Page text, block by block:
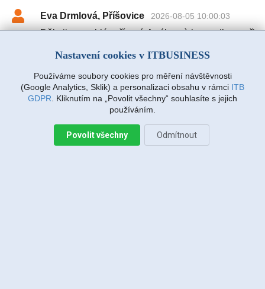
Eva Drmlová, Příšovice 2026-08-05 10:00:03
Děkuji za rychlé vyřízení. A výbornà komunikace při
Martin Vanda, Bakov nad Jizerou
2026-08-04 20:33:07
Jiří Sadílek, Liberec 2026-08-03 20:08:43
Nastavení cookies v ITBUSINESS
Používáme soubory cookies pro měření návštěvnosti
(Google Analytics, Sklik) a personalizaci obsahu v rámci ITB
GDPR . Kliknutím na „Povolit všechny“ souhlasíte s jejich
používáním.
Povolit všechny Odmítnout